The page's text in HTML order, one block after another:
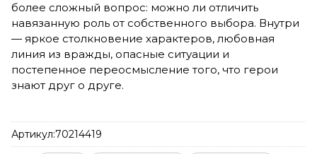
более сложный вопрос: можно ли отличить
навязанную роль от собственного выбора. Внутри
— яркое столкновение характеров, любовная
линия из вражды, опасные ситуации и
постепенное переосмысление того, что герои
знают друг о друге.
Артикул:70214419